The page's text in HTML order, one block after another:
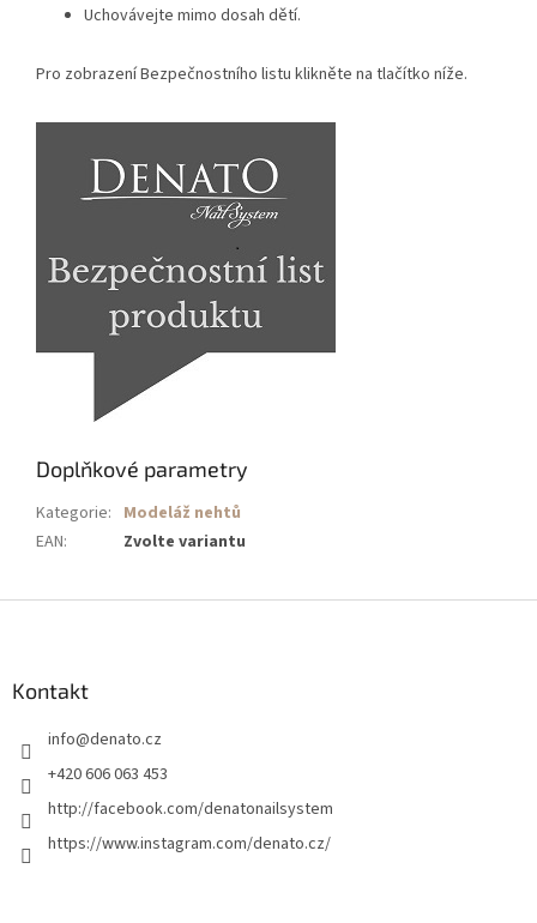
Uchovávejte mimo dosah dětí.
Pro zobrazení Bezpečnostního listu klikněte na tlačítko níže.
Doplňkové parametry
Kategorie: Modeláž nehtů
EAN: Zvolte variantu
Kontakt
info@denato.cz
+420 606 063 453
http://facebook.com/denatonailsystem
https://www.instagram.com/denato.cz/